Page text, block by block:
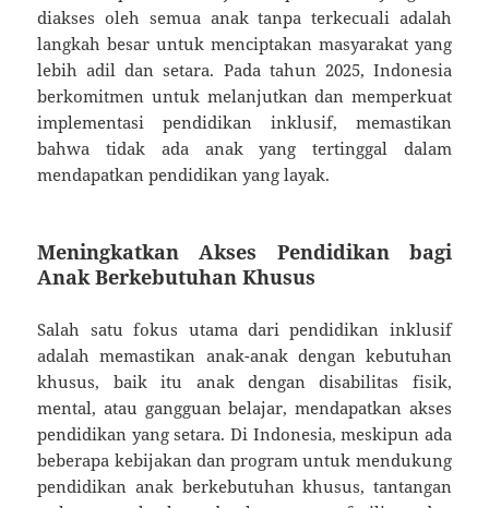
diakses oleh semua anak tanpa terkecuali adalah
langkah besar untuk menciptakan masyarakat yang
lebih adil dan setara. Pada tahun 2025, Indonesia
berkomitmen untuk melanjutkan dan memperkuat
implementasi pendidikan inklusif, memastikan
bahwa tidak ada anak yang tertinggal dalam
mendapatkan pendidikan yang layak.
Meningkatkan Akses Pendidikan bagi
Anak Berkebutuhan Khusus
Salah satu fokus utama dari pendidikan inklusif
adalah memastikan anak-anak dengan kebutuhan
khusus, baik itu anak dengan disabilitas fisik,
mental, atau gangguan belajar, mendapatkan akses
pendidikan yang setara. Di Indonesia, meskipun ada
beberapa kebijakan dan program untuk mendukung
pendidikan anak berkebutuhan khusus, tantangan